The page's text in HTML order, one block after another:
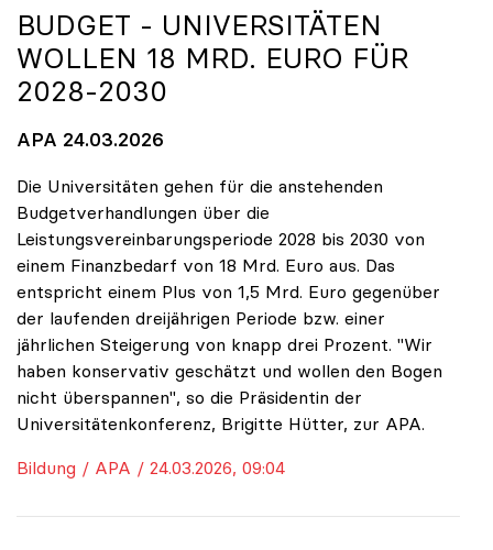
BUDGET - UNIVERSITÄTEN
WOLLEN 18 MRD. EURO FÜR
2028-2030
APA 24.03.2026
Die Universitäten gehen für die anstehenden
Budgetverhandlungen über die
Leistungsvereinbarungsperiode 2028 bis 2030 von
einem Finanzbedarf von 18 Mrd. Euro aus. Das
entspricht einem Plus von 1,5 Mrd. Euro gegenüber
der laufenden dreijährigen Periode bzw. einer
jährlichen Steigerung von knapp drei Prozent. "Wir
haben konservativ geschätzt und wollen den Bogen
nicht überspannen", so die Präsidentin der
Universitätenkonferenz, Brigitte Hütter, zur APA.
Bildung / APA / 24.03.2026, 09:04